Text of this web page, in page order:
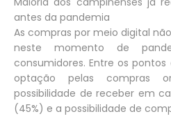
antes da pandemia
As compras por meio digital
neste momento de
consumidores. Entre os
optação pelas compras
possibilidade de receber em
(45%) e a possibilidade de